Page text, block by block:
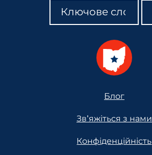
Пошук
Пошук
Блог
Зв'яжіться з нами
Конфіденційність